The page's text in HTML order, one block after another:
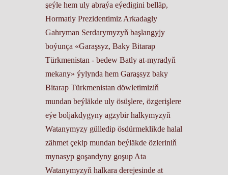
şeýle hem uly abraýa eýedigini belläp,
Hormatly Prezidentimiz Arkadagly
Gahryman Serdarymyzyň başlangyjy
boýunça «Garaşsyz, Baky Bitarap
Türkmenistan - bedew Batly at-myradyň
mekany» ýylynda hem Garaşsyz baky
Bitarap Türkmenistan döwletimiziň
mundan beýläkde uly ösüşlere, özgerişlere
eýe boljakdygyny agzybir halkymyzyň
Watanymyzy gülledip ösdürmeklikde halal
zähmet çekip mundan beýläkde özleriniň
mynasyp goşandyny goşup Ata
Watanymyzyň halkara derejesinde at